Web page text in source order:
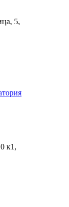
5,
к1,